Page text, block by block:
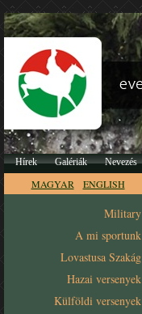
Hírek Galériák Nevezés
MAGYAR ENGLISH
Military
A mi sportunk
Lovastusa Szakág
Hazai versenyek
Külföldi versenyek